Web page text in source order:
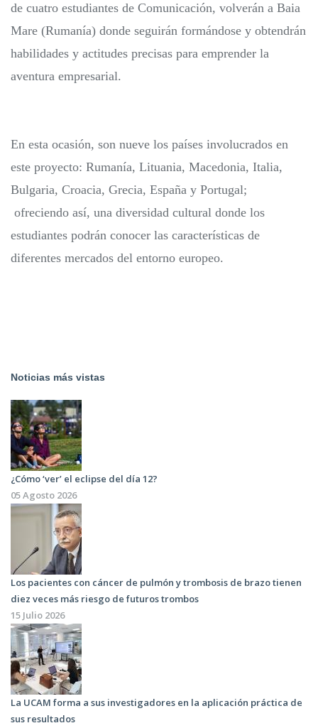
de cuatro estudiantes de Comunicación, volverán a Baia
Mare (Rumanía) donde seguirán formándose y obtendrán
habilidades y actitudes precisas para emprender la
aventura empresarial.
En esta ocasión, son nueve los países involucrados en
este proyecto: Rumanía, Lituania, Macedonia, Italia,
Bulgaria, Croacia, Grecia, España y Portugal;
ofreciendo así, una diversidad cultural donde los
estudiantes podrán conocer las características de
diferentes mercados del entorno europeo.
Noticias más vistas
¿Cómo ‘ver’ el eclipse del día 12?
05 Agosto 2026
Los pacientes con cáncer de pulmón y trombosis de brazo tienen
diez veces más riesgo de futuros trombos
15 Julio 2026
La UCAM forma a sus investigadores en la aplicación práctica de
sus resultados